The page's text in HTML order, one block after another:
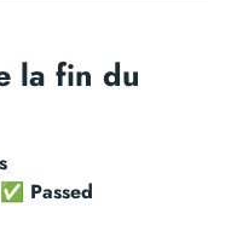
la fin du
✅ Passed